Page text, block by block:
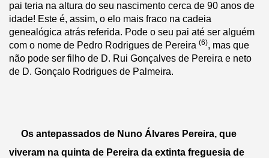
pai teria na altura do seu nascimento cerca de 90 anos de
idade! Este é, assim, o elo mais fraco na cadeia
genealógica atrás referida. Pode o seu pai até ser alguém
com o nome de Pedro Rodrigues de Pereira (6), mas que
não pode ser filho de D. Rui Gonçalves de Pereira e neto
de D. Gonçalo Rodrigues de Palmeira.
Os antepassados de Nuno Álvares Pereira, que
viveram na quinta de Pereira da extinta freguesia de